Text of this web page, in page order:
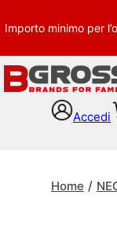
Importo minimo per
Accedi
Home /